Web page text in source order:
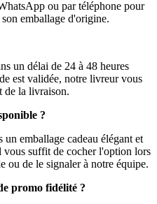
ou par téléphone pour
emballage d'origine.
un délai de 24 à 48 heures
est validée, notre livreur vous
de la livraison.
?
emballage cadeau élégant et
suffit de cocher l'option lors
ou de le signaler à notre équipe.
promo fidélité ?